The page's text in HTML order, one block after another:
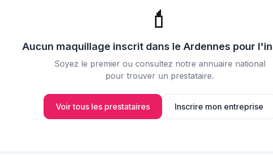
💄
Aucun maquillage inscrit dans le Ardennes pour
Soyez le premier ou consultez notre annuaire national
pour trouver un prestataire.
Voir tous les prestataires Inscrire mon entreprise